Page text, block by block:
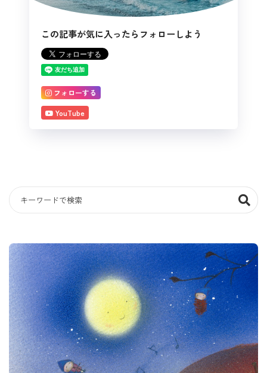
この記事が気に入ったらフォローしよう
フォローする
YouTube